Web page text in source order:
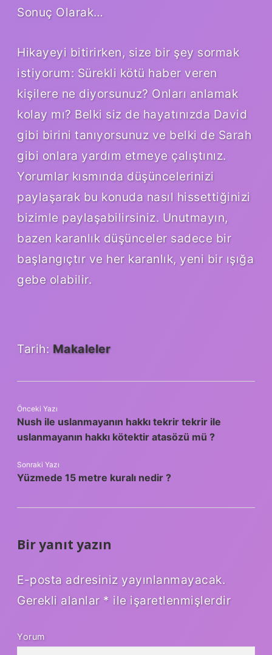
Sonuç Olarak…
Hikayeyi bitirirken, size bir şey sormak
istiyorum: Sürekli kötü haber veren
kişilere ne diyorsunuz? Onları anlamak
kolay mı? Belki siz de hayatınızda David
gibi birini tanıyorsunuz ve belki de Sarah
gibi onlara yardım etmeye çalıştınız.
Yorumlar kısmında düşüncelerinizi
paylaşarak bu konuda nasıl hissettiğinizi
bizimle paylaşabilirsiniz. Unutmayın,
bazen karanlık düşünceler sadece bir
başlangıçtır ve her karanlık, yeni bir ışığa
gebe olabilir.
Tarih: Makaleler
Önceki Yazı
Nush ile uslanmayanın hakkı tekrir tekrir ile
uslanmayanın hakkı kötektir atasözü mü ?
Sonraki Yazı
Yüzmede 15 metre kuralı nedir ?
Bir yanıt yazın
E-posta adresiniz yayınlanmayacak.
Gerekli alanlar * ile işaretlenmişlerdir
Yorum